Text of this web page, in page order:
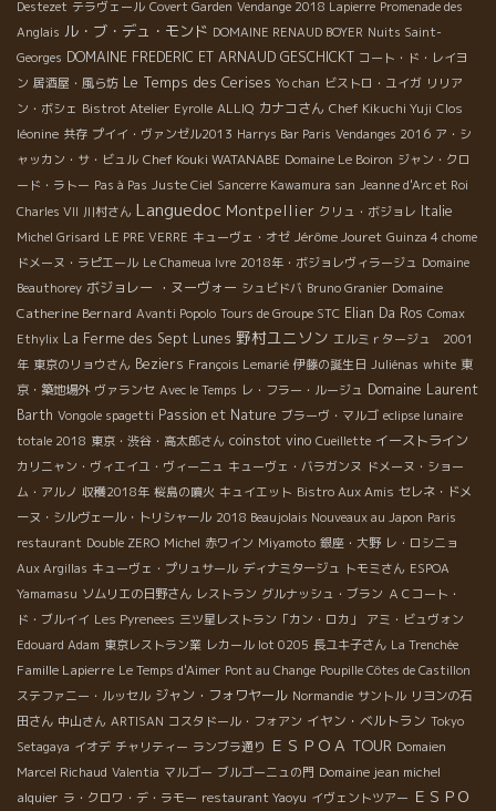
Destezet テラヴェール Covert Garden Vendange 2018 Lapierre Promenade des
Anglais ル・ブ・デュ・モンド DOMAINE RENAUD BOYER Nuits Saint-
Georges DOMAINE FREDERIC ET ARNAUD GESCHICKT コート・ド・レイヨ
ン 居酒屋・風ら坊 Le Temps des Cerises Yo chan ビストロ・ユイガ リリア
ン・ボシェ Bistrot Atelier Eyrolle ALLIQ カナコさん Chef Kikuchi Yuji Clos
léonine 共存 プイイ・ヴァンゼル2013 Harrys Bar Paris Vendanges 2016 ア・シ
ャッカン・サ・ビュル Chef Kouki WATANABE Domaine Le Boiron ジャン・クロ
ード・ラトー Pas à Pas Juste Ciel Sancerre Kawamura san Jeanne d'Arc et Roi
Charles VII 川村さん Languedoc Montpellier クリュ・ボジョレ Italie
Michel Grisard LE PRE VERRE キューヴェ・オゼ Jérôme Jouret Guinza 4 chome
ドメーヌ・ラピエール Le Chameua Ivre 2018年・ボジョレヴィラージュ Domaine
Beauthorey ボジョレー ・ヌーヴォー シュビドバ Bruno Granier Domaine
Catherine Bernard Avanti Popolo Tours de Groupe STC Elian Da Ros Comax
Ethylix La Ferme des Sept Lunes 野村ユニソン エルミｒタージュ 2001
年 東京のリョウさん Beziers François Lemarié 伊藤の誕生日 Juliénas white 東
京・築地場外 ヴァランセ Avec le Temps レ・フラー・ルージュ Domaine Laurent
Barth Vongole spagetti Passion et Nature ブラーヴ・マルゴ eclipse lunaire
totale 2018 東京・渋谷・高太郎さん coinstot vino Cueillette イーストライン
カリニャン・ヴィエイユ・ヴィーニュ キューヴェ・バラガンヌ ドメーヌ・ショー
ム・アルノ 収穫2018年 桜島の噴火 キュイエット Bistro Aux Amis セレネ・ドメ
ーヌ・シルヴェール・トリシャール 2018 Beaujolais Nouveaux au Japon Paris
restaurant Double ZERO Michel 赤ワイン Miyamoto 銀座・大野 レ・ロシニョ
Aux Argillas キューヴェ・プリュサール ディナミタージュ トモミさん ESPOA
Yamamasu ソムリエの日野さん レストラン グルナッシュ・ブラン ＡＣコート・
ド・ブルイイ Les Pyrenees 三ツ星レストラン「カン・ロカ」
アミ・ビュヴォン
Edouard Adam 東京レストラン業 レカール lot 0205 長ユキ子さん La Trenchée
Famille Lapierre Le Temps d'Aimer Pont au Change Poupille Côtes de Castillon
ステファニー・ルッセル ジャン・フォワヤール Normandie サントル リヨンの石
田さん 中山さん ARTISAN コスタドール・フォアン イヤン・ベルトラン Tokyo
Setagaya イオデ チャリティー ランブラ通り ＥＳＰＯＡ TOUR Domaien
Marcel Richaud Valentia マルゴー ブルゴーニュの門 Domaine jean michel
alquier ラ・クロワ・デ・ラモー restaurant Yaoyu イヴェントツアー ＥＳＰＯ